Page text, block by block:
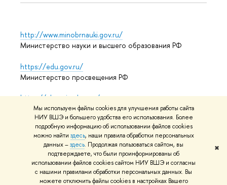
Мы используем файлы cookies для улучшения работы сайта
НИУ ВШЭ и большего удобства его использования. Более
подробную информацию об использовании файлов cookies
можно найти здесь, наши правила обработки персональных
данных –здесь. Продолжая пользоваться сайтом, вы
подтверждаете, что были проинформированы об
использовании файлов cookies сайтом НИУ ВШЭ и согласны
с нашими правилами обработки персональных данных. Вы
можете отключить файлы cookies в настройках Вашего
✖
http://www.minobrnauki.gov.ru/
Министерство науки и высшего образования РФ
https://edu.gov.ru/
Министерство просвещения РФ
https://elearning.hse.ru/mooc
Массовые открытые онлайн-курсы
© НИУ ВШЭ 1993–2026 Адреса и контактыУсловия
использования материаловПолитика конфиденциальности
Карта сайта